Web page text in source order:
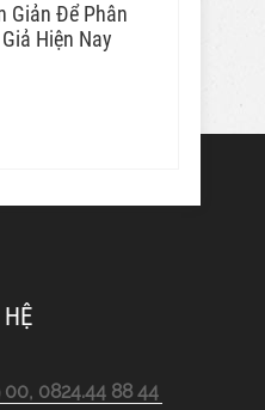
Giản Để Phân
Hiện Nay
0824.44 88 44